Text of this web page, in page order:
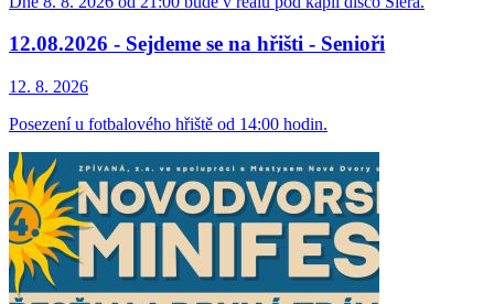
12.08.2026 - Sejdeme se na hřišti - Senioři
12. 8. 2026
Posezení u fotbalového hřiště od 14:00 hodin.